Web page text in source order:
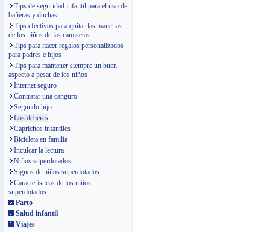
Tips de seguridad infantil para el uso de
bañeras y duchas
Tips efectivos para quitar las manchas
de los niños de las camisetas
Tips para hacer regalos personalizados
para padres e hijos
Tips para mantener siempre un buen
aspecto a pesar de los niños
Internet seguro
Contratar una canguro
Segundo hijo
Los deberes
Caprichos infantiles
Bicicleta en familia
Inculcar la lectura
Niños superdotados
Signos de niños superdotados
Características de los niños
superdotados
Parto
Salud infantil
Viajes